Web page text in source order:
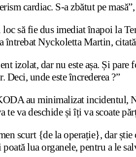
cardiac. S-a zbătut pe
loc să fie dus imediat înapoi la
întrebat Nyckoletta Martin,
izolat, dar nu este așa. Și
unde este încrederea ?”
au minimalizat incidentul,
va deschide și îți va scoate
scurt {de la operație}, dar
lua organele, pentru a le